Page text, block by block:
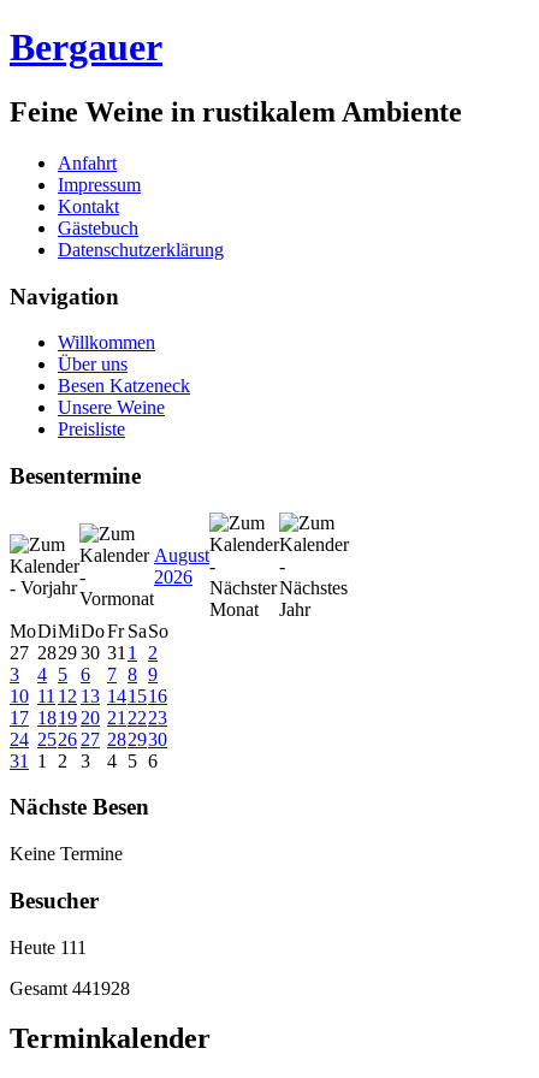
Bergauer
Feine Weine in rustikalem Ambiente
Anfahrt
Impressum
Kontakt
Gästebuch
Datenschutzerklärung
Navigation
Willkommen
Über uns
Besen Katzeneck
Unsere Weine
Preisliste
Besentermine
August
2026
MoDiMiDoFr SaSo
27 282930 31 1
2
3
4 5 6 7 8 9
10 11 12 13 141516
17 1819 20 21 2223
24 2526 27 282930
31
1 2 3 4 5 6
Nächste Besen
Keine Termine
Besucher
Heute 111
Gesamt 441928
Terminkalender